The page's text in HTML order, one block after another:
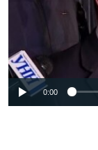
No
0:00